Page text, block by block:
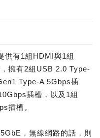
供有1組HDMI與1組
擁有2組USB 2.0 Type-
Type-A 5Gbps插
插槽，以及1組
插槽。
，無線網路的話，則